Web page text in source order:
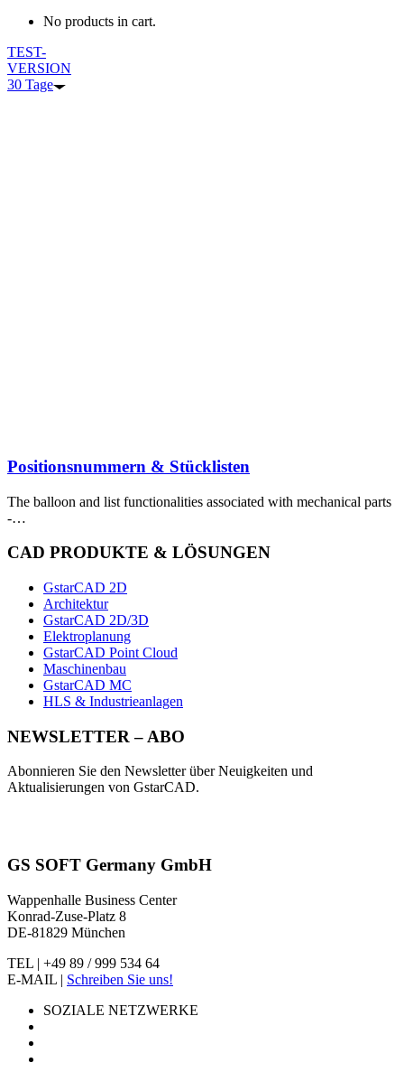
No products in cart.
TEST-
VERSION
30 Tage
Positionsnummern & Stücklisten
The balloon and list functionalities associated with mechanical parts
-…
CAD PRODUKTE & LÖSUNGEN
GstarCAD 2D
Architektur
GstarCAD 2D/3D
Elektroplanung
GstarCAD Point Cloud
Maschinenbau
GstarCAD MC
HLS & Industrieanlagen
NEWSLETTER – ABO
Abonnieren Sie den Newsletter über Neuigkeiten und
Aktualisierungen von GstarCAD.
GS SOFT Germany GmbH
Wappenhalle Business Center
Konrad-Zuse-Platz 8
DE-81829 München
TEL | +49 89 / 999 534 64
E-MAIL | Schreiben Sie uns!
SOZIALE NETZWERKE